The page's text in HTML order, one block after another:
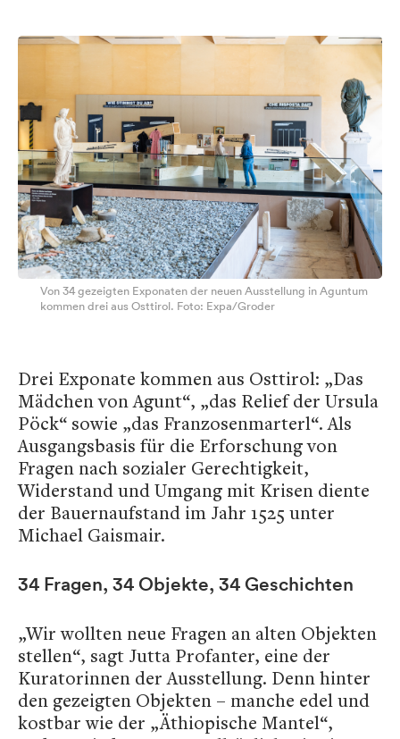
Von 34 gezeigten Exponaten der neuen Ausstellung in Aguntum
kommen drei aus Osttirol. Foto: Expa/Groder
Drei Exponate kommen aus Osttirol: „Das
Mädchen von Agunt“, „das Relief der Ursula
Pöck“ sowie „das Franzosenmarterl“. Als
Ausgangsbasis für die Erforschung von
Fragen nach sozialer Gerechtigkeit,
Widerstand und Umgang mit Krisen diente
der Bauernaufstand im Jahr 1525 unter
Michael Gaismair.
34 Fragen, 34 Objekte, 34 Geschichten
„Wir wollten neue Fragen an alten Objekten
stellen“, sagt Jutta Profanter, eine der
Kuratorinnen der Ausstellung. Denn hinter
den gezeigten Objekten – manche edel und
kostbar wie der „Äthiopische Mantel“,